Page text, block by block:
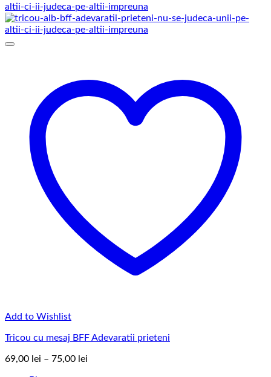
prețuri:
129,00 lei
până
Add to Wishlist
Tricou cu mesaj BFF Adevaratii prieteni
69,00 lei – 75,00 lei